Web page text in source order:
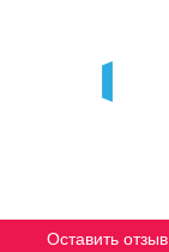
Оставить отзыв